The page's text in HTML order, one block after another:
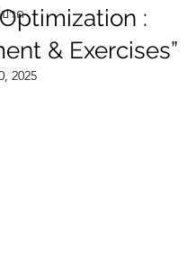
วด
:
& Exercises”
2025